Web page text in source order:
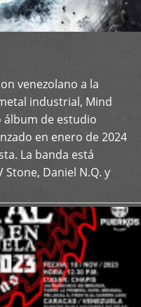
venezolano a la
industrial, Mind
de estudio
en enero de 2024
La banda está
Daniel N.Q. y